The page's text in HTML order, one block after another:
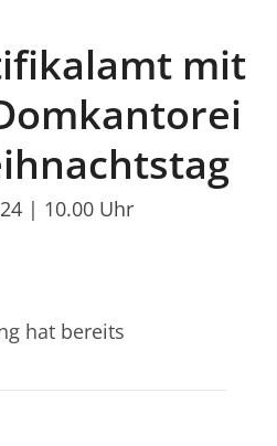
mit
| 10.00 Uhr
hat bereits